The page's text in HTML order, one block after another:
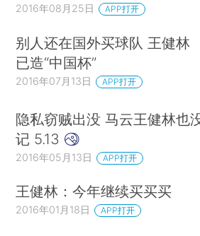
2016年08月25日 APP打开
别人还在国外买球队 王健林
已造“中国杯”
2016年07月13日 APP打开
隐私窃贼出没 马云王健林也
记 5.13
2016年05月13日 APP打开
王健林：今年继续买买买
2016年01月18日 APP打开